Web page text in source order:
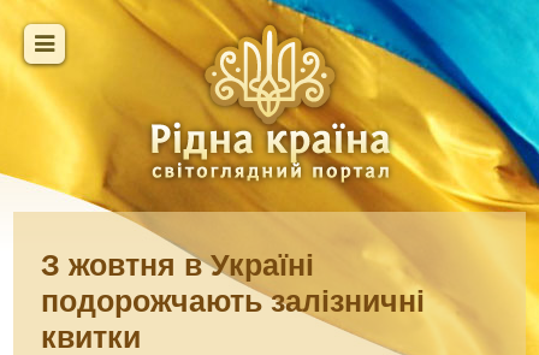
З жовтня в Україні
подорожчають залізничні
квитки